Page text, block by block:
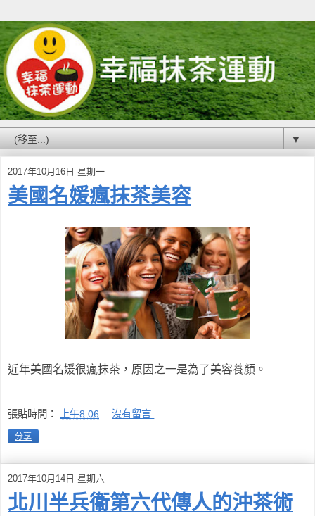
▼
2017年10月16日 星期一
美國名媛瘋抹茶美容
近年美國名媛很瘋抹茶，原因之一是為了美容養顏。
張貼時間： 上午8:06 沒有留言:
分享
2017年10月14日 星期六
北川半兵衞第六代傳人的沖茶術